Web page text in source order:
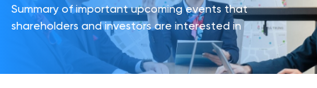
Summary of important upcoming events that
shareholders and investors are interested in